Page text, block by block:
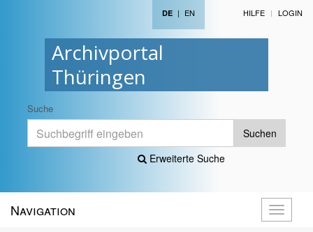
Archivportal
Thüringen
DE | EN HILFE LOGIN
Suche
Suchen
Erweiterte Suche
öffnen
Navigation